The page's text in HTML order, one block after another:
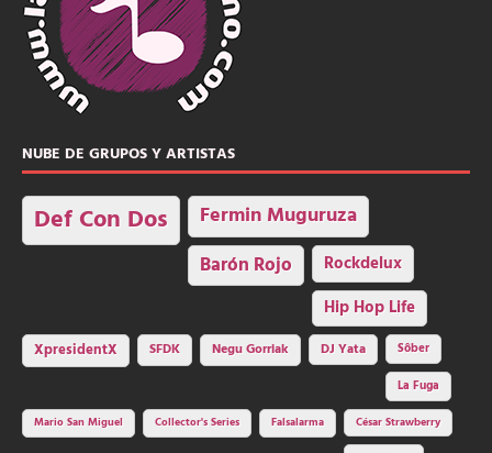
NUBE DE GRUPOS Y ARTISTAS
Def Con Dos Fermin Muguruza
Barón Rojo Rockdelux
Hip Hop Life
XpresidentX SFDK Negu Gorriak DJ Yata
Sôber
La Fuga
Mario San Miguel
Collector's Series Falsalarma César Strawberry